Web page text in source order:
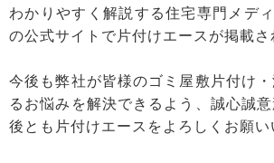
わかりやすく解説する住宅専門メデ
の公式サイトで片付けエースが掲載さ
今後も弊社が皆様のゴミ屋敷片付け
るお悩みを解決できるよう、誠心誠
後とも片付けエースをよろしくお願い